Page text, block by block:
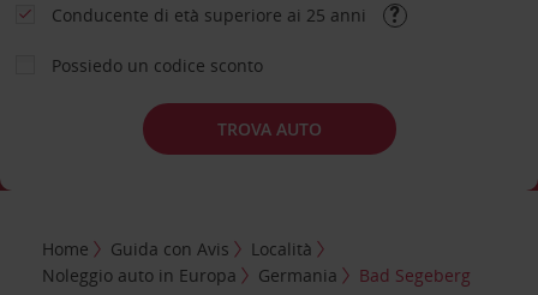
Conducente di età superiore ai 25 anni
Possiedo un codice sconto
TROVA AUTO
Home Guida con Avis
Località
Noleggio auto in Europa
Germania Bad Segeberg